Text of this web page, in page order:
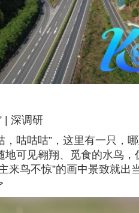
| 深调研
咕咕咕”，这里有一只，
地可见翱翔、觅食的水鸟
来鸟不惊”的画中景致就出